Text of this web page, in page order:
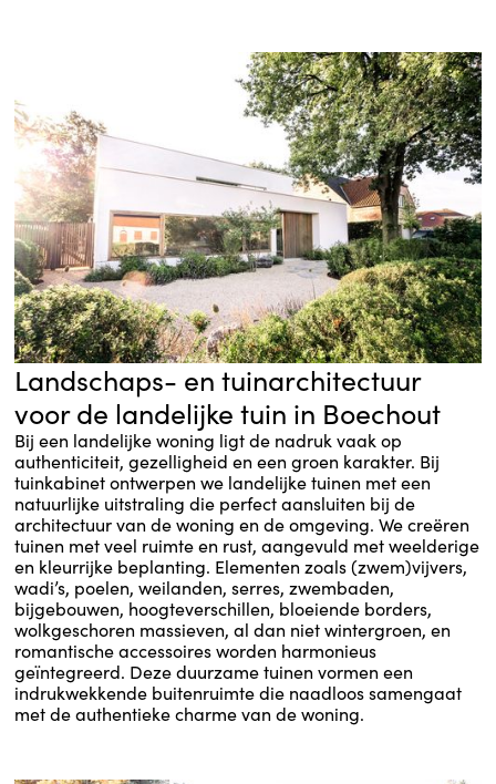
Landschaps- en tuinarchitectuur
voor de landelijke tuin in Boechout
Bij een landelijke woning ligt de nadruk vaak op
authenticiteit, gezelligheid en een groen karakter. Bij
tuinkabinet ontwerpen we landelijke tuinen met een
natuurlijke uitstraling die perfect aansluiten bij de
architectuur van de woning en de omgeving. We creëren
tuinen met veel ruimte en rust, aangevuld met weelderige
en kleurrijke beplanting. Elementen zoals (zwem)vijvers,
wadi’s, poelen, weilanden, serres, zwembaden,
bijgebouwen, hoogteverschillen, bloeiende borders,
wolkgeschoren massieven, al dan niet wintergroen, en
romantische accessoires worden harmonieus
geïntegreerd. Deze duurzame tuinen vormen een
indrukwekkende buitenruimte die naadloos samengaat
met de authentieke charme van de woning.